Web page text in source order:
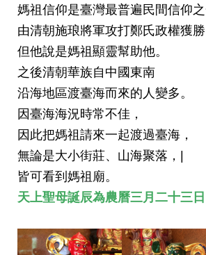
媽祖信仰是臺灣最普遍民間信仰之
由清朝施琅將軍攻打鄭氏政權獲勝
但他說是媽祖顯靈幫助他。
之後清朝華族自中國東南
沿海地區渡臺海而來的人變多。
因臺海海況時常不佳，
因此把媽祖請來一起渡過臺海，
無論是大小街莊、山海聚落，|
皆可看到媽祖廟。
天上聖母誕辰為農曆三月二十三日